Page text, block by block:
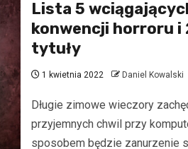
Lista 5
konwencji horroru i
tytuły
1 kwietnia 2022 Daniel Kowalski
Długie zimowe wieczory
przyjemnych chwil przy
sposobem będzie zanurzenie